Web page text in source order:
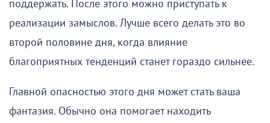
поддержать. После этого можно приступать к
реализации замыслов. Лучше всего делать это во
второй половине дня, когда влияние
благоприятных тенденций станет гораздо сильнее.
Главной опасностью этого дня может стать ваша
фантазия. Обычно она помогает находить